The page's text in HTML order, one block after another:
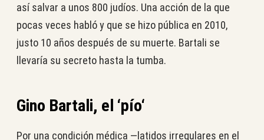
así salvar a unos 800 judíos. Una acción de la que
pocas veces habló y que se hizo pública en 2010,
justo 10 años después de su muerte. Bartali se
llevaría su secreto hasta la tumba.
Gino Bartali, el ‘pío‘
Por una condición médica —latidos irregulares en el